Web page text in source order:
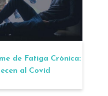
de Fatiga Crónica:
al Covid